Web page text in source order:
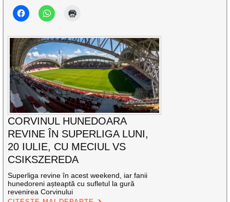
CORVINUL HUNEDOARA
REVINE ÎN SUPERLIGA LUNI,
20 IULIE, CU MECIUL VS
CSIKSZEREDA
Superliga revine în acest weekend, iar fanii
hunedoreni așteaptă cu sufletul la gură
revenirea Corvinului